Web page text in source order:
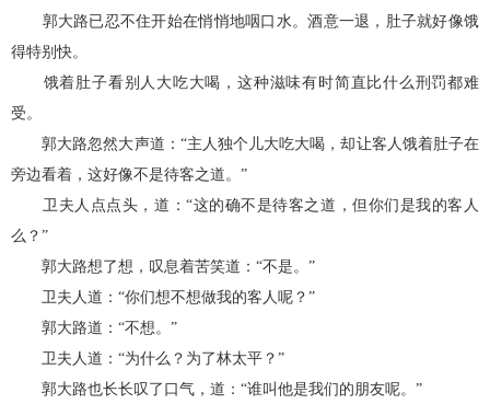
郭大路已忍不住开始在悄悄地咽口水。酒意一退，肚子就好像饿
得特别快。
饿着肚子看别人大吃大喝，这种滋味有时简直比什么刑罚都难
受。
郭大路忽然大声道：“主人独个儿大吃大喝，却让客人饿着肚子在
旁边看着，这好像不是待客之道。”
卫夫人点点头，道：“这的确不是待客之道，但你们是我的客人
么？”
郭大路想了想，叹息着苦笑道：“不是。”
卫夫人道：“你们想不想做我的客人呢？”
郭大路道：“不想。”
卫夫人道：“为什么？为了林太平？”
郭大路也长长叹了口气，道：“谁叫他是我们的朋友呢。”